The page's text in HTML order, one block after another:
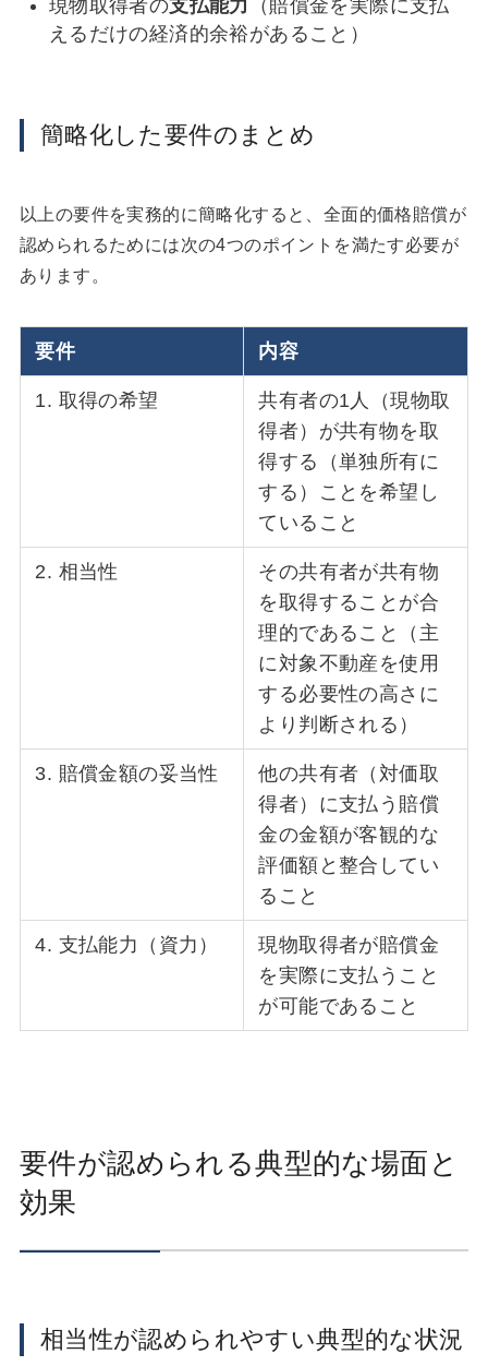
現物取得者の支払能力
（賠償金を実際に支払
えるだけの経済的余裕があること）
簡略化した要件のまとめ
以上の要件を実務的に簡略化すると、全面的価格賠償が
認められるためには次の4つのポイントを満たす必要が
あります。
要件 内容
1. 取得の希望
共有者の1人（現物取
得者）が共有物を取
得する（単独所有に
する）ことを希望し
ていること
2. 相当性
その共有者が共有物
を取得することが合
理的であること（主
に対象不動産を使用
する必要性の高さに
より判断される）
3. 賠償金額の妥当性
他の共有者（対価取
得者）に支払う賠償
金の金額が客観的な
評価額と整合してい
ること
4. 支払能力（資力）
現物取得者が賠償金
を実際に支払うこと
が可能であること
要件が認められる典型的な場面と
効果
相当性が認められやすい典型的な状況